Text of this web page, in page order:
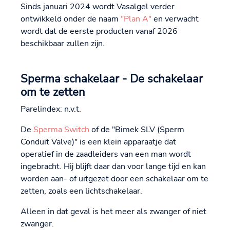
Sinds januari 2024 wordt Vasalgel verder
ontwikkeld onder de naam "Plan A"en verwacht
wordt dat de eerste producten vanaf 2026
beschikbaar zullen zijn.
Sperma schakelaar - De schakelaar
om te zetten
Parelindex: n.v.t.
De Sperma Switch of de "Bimek SLV (Sperm
Conduit Valve)" is een klein apparaatje dat
operatief in de zaadleiders van een man wordt
ingebracht. Hij blijft daar dan voor lange tijd en kan
worden aan- of uitgezet door een schakelaar om te
zetten, zoals een lichtschakelaar.
Alleen in dat geval is het meer als zwanger of niet
zwanger.